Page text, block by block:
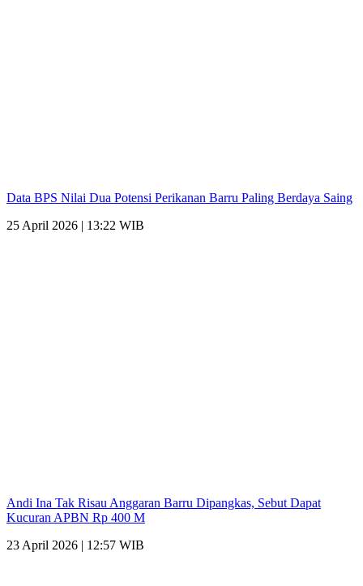
Data BPS Nilai Dua Potensi Perikanan Barru Paling Berdaya Saing
25 April 2026 | 13:22 WIB
Andi Ina Tak Risau Anggaran Barru Dipangkas, Sebut Dapat
Kucuran APBN Rp 400 M
23 April 2026 | 12:57 WIB